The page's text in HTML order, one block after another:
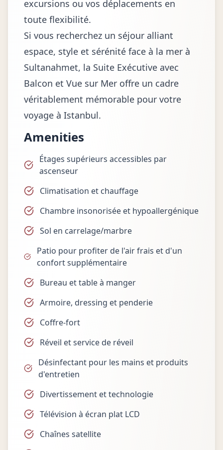
excursions ou vos déplacements en
toute flexibilité.
Si vous recherchez un séjour alliant
espace, style et sérénité face à la mer à
Sultanahmet, la Suite Exécutive avec
Balcon et Vue sur Mer offre un cadre
véritablement mémorable pour votre
voyage à Istanbul.
Amenities
Étages supérieurs accessibles par
ascenseur
Climatisation et chauffage
Chambre insonorisée et hypoallergénique
Sol en carrelage/marbre
Patio pour profiter de l'air frais et d'un
confort supplémentaire
Bureau et table à manger
Armoire, dressing et penderie
Coffre-fort
Réveil et service de réveil
Désinfectant pour les mains et produits
d'entretien
Divertissement et technologie
Télévision à écran plat LCD
Chaînes satellite